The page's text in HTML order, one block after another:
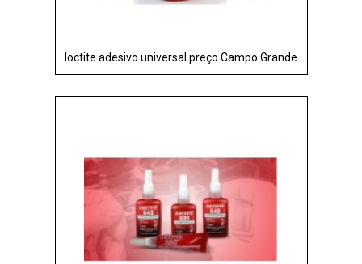
loctite adesivo universal preço Campo Grande